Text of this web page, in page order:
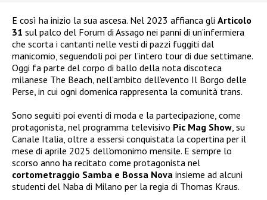
E così ha inizio la sua ascesa. Nel 2023 affianca gli Articolo
31 sul palco del Forum di Assago nei panni di un’infermiera
che scorta i cantanti nelle vesti di pazzi fuggiti dal
manicomio, seguendoli poi per l’intero tour di due settimane.
Oggi fa parte del corpo di ballo della nota discoteca
milanese The Beach, nell’ambito dell’evento Il Borgo delle
Perse, in cui ogni domenica rappresenta la comunità trans.
Sono seguiti poi eventi di moda e la partecipazione, come
protagonista, nel programma televisivo Pic Mag Show , su
Canale Italia, oltre a essersi conquistata la copertina per il
mese di aprile 2025 dell’omonimo mensile. E sempre lo
scorso anno ha recitato come protagonista nel
cortometraggio Samba e Bossa Nova insieme ad alcuni
studenti del Naba di Milano per la regia di Thomas Kraus.